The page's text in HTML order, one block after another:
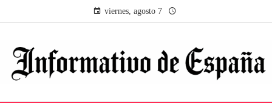
viernes, agosto 7